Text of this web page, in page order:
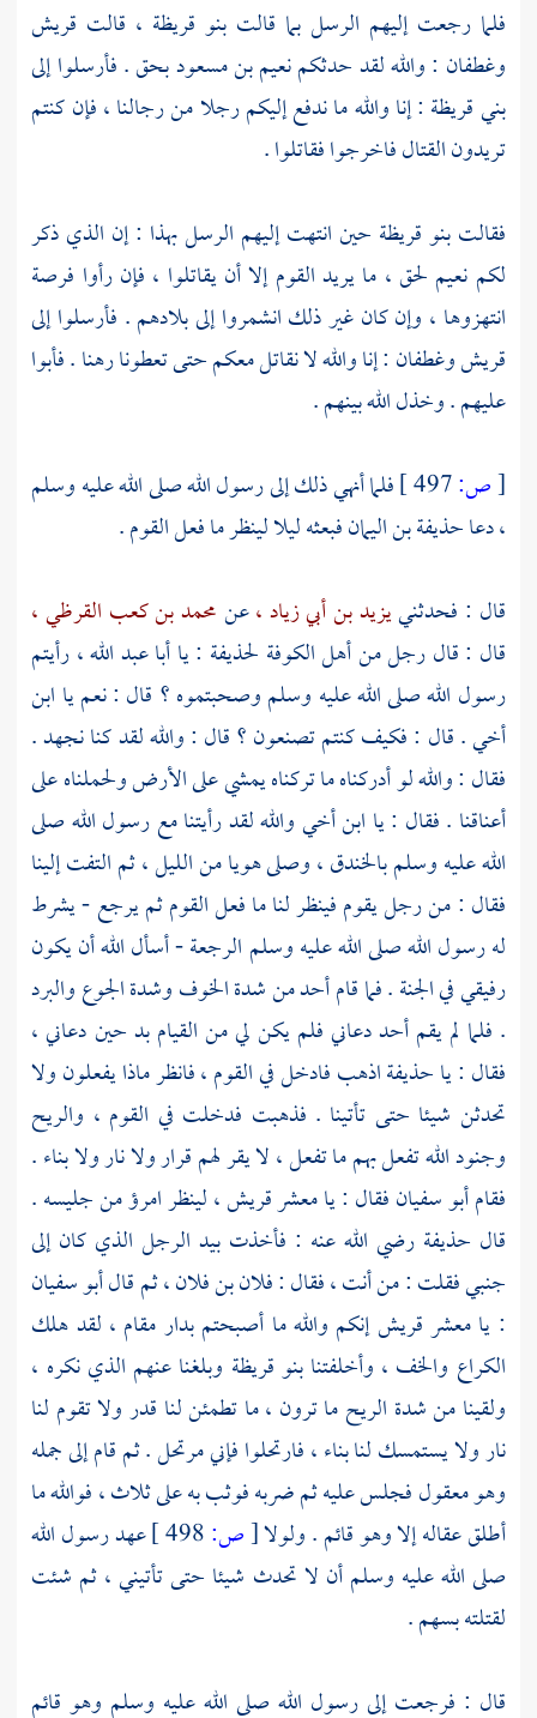
فلما رجعت إليهم الرسل بما قالت بنو قريظة ، قالت قريش
وغطفان : والله لقد حدثكمنعيم بن مسعودبحق . فأرسلوا إلى
بني قريظة : إنا والله ما ندفع إليكم رجلا من رجالنا ، فإن كنتم
تريدون القتال فاخرجوا فقاتلوا .
فقالتبنو قريظة حين انتهت إليهم الرسل بهذا : إن الذي ذكر
لكم نعيم لحق ، ما يريد القوم إلا أن يقاتلوا ، فإن رأوا فرصة
انتهزوها ، وإن كان غير ذلك انشمروا إلى بلادهم . فأرسلوا إلى
قريشوغطفان : إنا والله لا نقاتل معكم حتى تعطونا رهنا . فأبوا
عليهم . وخذل الله بينهم .
[ص:
فلما أنهي ذلك إلى رسول الله صلى الله عليه وسلم
، دعاحذيفة بن اليمانفبعثه ليلا لينظر ما فعل القوم .
قال : فحدثنييزيد بن أبي زياد ،عنمحمد بن كعب القرظي ،
قال : قال رجل منأهل الكوفة لحذيفة : ياأبا عبد الله ،رأيتم
رسول الله صلى الله عليه وسلم وصحبتموه ؟ قال : نعم يا ابن
أخي . قال : فكيف كنتم تصنعون ؟ قال : والله لقد كنا نجهد .
فقال : والله لو أدركناه ما تركناه يمشي على الأرض ولحملناه على
أعناقنا . فقال : يا ابن أخي والله لقد رأيتنا مع رسول الله صلى
الله عليه وسلم بالخندق ، وصلى هويا من الليل ، ثم التفت إلينا
فقال : من رجل يقوم فينظر لنا ما فعل القوم ثم يرجع - يشرط
له رسول الله صلى الله عليه وسلم الرجعة - أسأل الله أن يكون
رفيقي في الجنة . فما قام أحد من شدة الخوف وشدة الجوع والبرد
. فلما لم يقم أحد دعاني فلم يكن لي من القيام بد حين دعاني ،
فقال : ياحذيفةاذهب فادخل في القوم ، فانظر ماذا يفعلون ولا
تحدثن شيئا حتى تأتينا . فذهبت فدخلت في القوم ، والريح
وجنود الله تفعل بهم ما تفعل ، لا يقر لهم قرار ولا نار ولا بناء .
فقامأبو سفيانفقال : يا معشرقريش ،لينظر امرؤ من جليسه .
قال حذيفةرضي الله عنه : فأخذت بيد الرجل الذي كان إلى
جنبي فقلت : من أنت ، فقال : فلان بن فلان ، ثم قالأبو سفيان
: يا معشرقريشإنكم والله ما أصبحتم بدار مقام ، لقد هلك
الكراع والخف ، وأخلفتنابنو قريظة وبلغنا عنهم الذي نكره ،
ولقينا من شدة الريح ما ترون ، ما تطمئن لنا قدر ولا تقوم لنا
نار ولا يستمسك لنا بناء ، فارتحلوا فإني مرتحل . ثم قام إلى جمله
وهو معقول فجلس عليه ثم ضربه فوثب به على ثلاث ، فوالله ما
أطلق عقاله إلا وهو قائم . ولولا[ص:
عهد رسول الله
صلى الله عليه وسلم أن لا تحدث شيئا حتى تأتيني ، ثم شئت
لقتلته بسهم .
قال : فرجعت إلى رسول الله صلى الله عليه وسلم وهو قائم